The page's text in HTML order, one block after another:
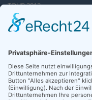
TOUR 2013
Tour 2012
TOUR 2011